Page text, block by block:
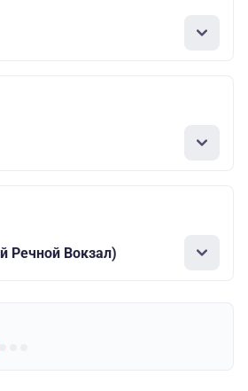
Речной Вокзал)